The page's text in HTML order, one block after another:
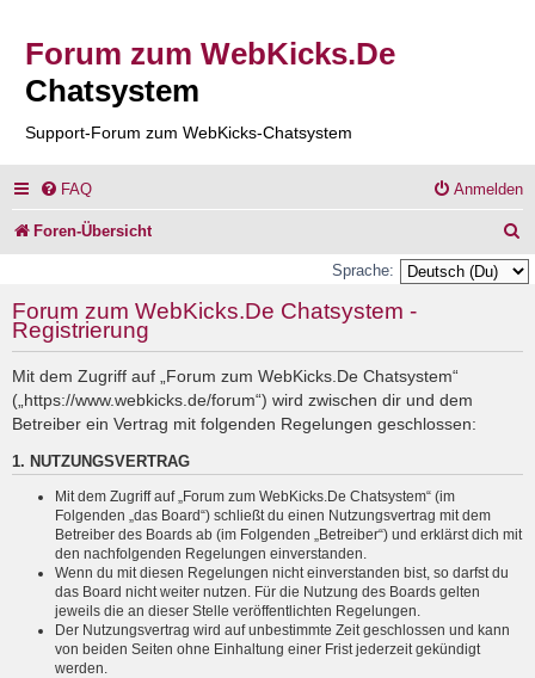
Forum zum WebKicks.De
Chatsystem
Support-Forum zum WebKicks-Chatsystem
FAQ Anmelden
Foren-Übersicht
u
Sprache:
Forum zum WebKicks.De Chatsystem -
Registrierung
Mit dem Zugriff auf „Forum zum WebKicks.De Chatsystem“
(„https://www.webkicks.de/forum“) wird zwischen dir und dem
Betreiber ein Vertrag mit folgenden Regelungen geschlossen:
1. NUTZUNGSVERTRAG
Mit dem Zugriff auf „Forum zum WebKicks.De Chatsystem“ (im
Folgenden „das Board“) schließt du einen Nutzungsvertrag mit dem
Betreiber des Boards ab (im Folgenden „Betreiber“) und erklärst dich mit
den nachfolgenden Regelungen einverstanden.
Wenn du mit diesen Regelungen nicht einverstanden bist, so darfst du
das Board nicht weiter nutzen. Für die Nutzung des Boards gelten
jeweils die an dieser Stelle veröffentlichten Regelungen.
Der Nutzungsvertrag wird auf unbestimmte Zeit geschlossen und kann
von beiden Seiten ohne Einhaltung einer Frist jederzeit gekündigt
werden.